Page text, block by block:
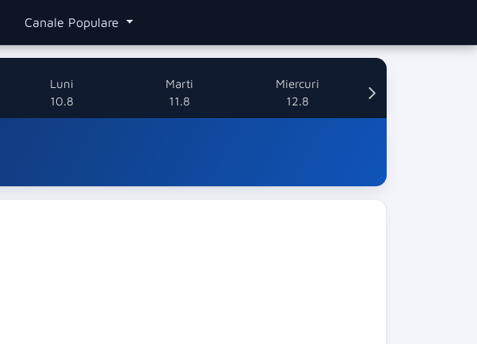
Canale Populare
Luni
10.8
Marti
11.8
Miercuri
12.8